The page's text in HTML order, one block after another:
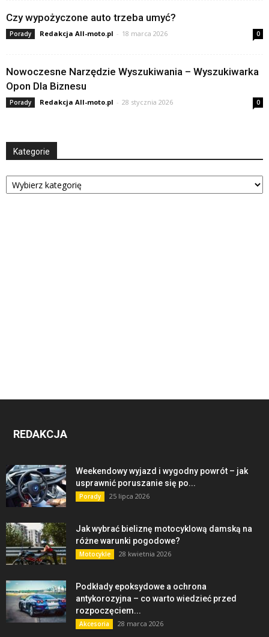
Czy wypożyczone auto trzeba umyć?
Porady Redakcja All-moto.pl - 18 marca 2026 0
Nowoczesne Narzędzie Wyszukiwania – Wyszukiwarka
Opon Dla Biznesu
Porady Redakcja All-moto.pl - 28 stycznia 2026 0
Kategorie
Kategorie
REDAKCJA
Weekendowy wyjazd i wygodny powrót – jak
usprawnić poruszanie się po...
Porady 25 lipca 2026
Jak wybrać bieliznę motocyklową damską na
różne warunki pogodowe?
Motocykle 28 kwietnia 2026
Podkłady epoksydowe a ochrona
antykorozyjna – co warto wiedzieć przed
rozpoczęciem...
Akcesoria 28 marca 2026